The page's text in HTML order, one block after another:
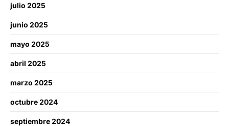
julio 2025
junio 2025
mayo 2025
abril 2025
marzo 2025
octubre 2024
septiembre 2024